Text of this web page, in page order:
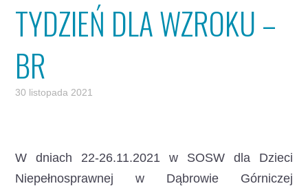
TYDZIEŃ DLA WZROKU –
BR
30 listopada 2021
W dniach 22-26.11.2021 w SOSW dla Dzieci
Niepełnosprawnej w Dąbrowie Górniczej